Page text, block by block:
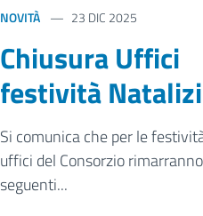
NOVITÀ 23 DIC 2025
Chiusura Uffici
festività
Si comunica che per le
uffici del Consorzio
seguenti...